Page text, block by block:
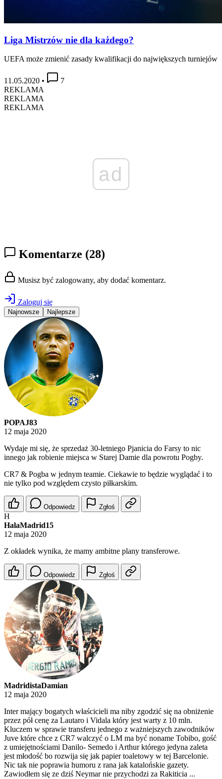
Liga Mistrzów nie dla każdego?
UEFA może zmienić zasady kwalifikacji do największych turniejów
11.05.2020 •
7
REKLAMA
REKLAMA
REKLAMA
ad
Komentarze (28)
Musisz być zalogowany, aby dodać komentarz.
Zaloguj się
Najnowsze Najlepsze
POPAJ83
12 maja 2020
Wydaje mi się, że sprzedaż 30-letniego Pjanicia do Farsy to nic
innego jak robienie miejsca w Starej Damie dla powrotu Pogby.
CR7 & Pogba w jednym teamie. Ciekawie to będzie wyglądać i to
nie tylko pod względem czysto piłkarskim.
Odpowiedz Zgłoś
H
HalaMadrid15
12 maja 2020
Z okładek wynika, że mamy ambitne plany transferowe.
Odpowiedz Zgłoś
MadridistaDamian
12 maja 2020
Inter mający bogatych właścicieli ma niby zgodzić się na obniżenie
przez pół cenę za Lautaro i Vidala który jest warty z 10 mln.
Kluczem w sprawie transferu jednego z ważniejszych zawodników
Juve które chce z CR7 walczyć o LM ma być noname Tobibo, gość
z umiejętnościami Danilo- Semedo i Arthur którego jedyna zaleta
jest młodość bo rozwija się jak papier toaletowy w tej Barcelonie.
Nic tak nie poprawia humoru z rana jak katalońskie gazety.
Zawiodłem się ze dziś Neymar nie przychodzi za Rakiticia ...